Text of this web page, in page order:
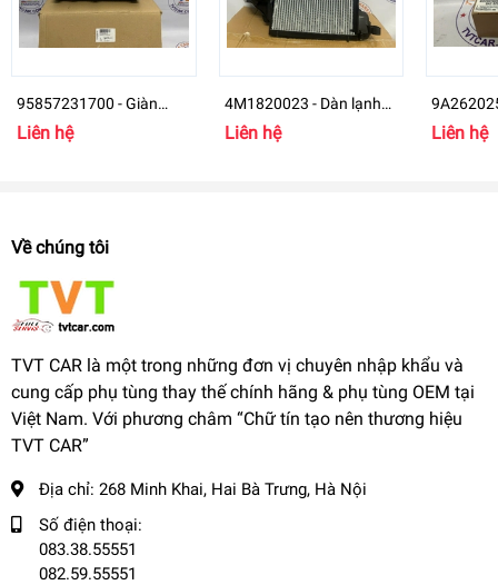
95857231700 - Giàn
lạnh Porsche Cayenne -
7P0820101
Liên hệ
4M1820023 - Dàn lạnh
Audi Q7
Liên hệ
mát
Liên hệ
Về chúng tôi
TVT CAR là một trong những đơn vị chuyên nhập khẩu và
cung cấp phụ tùng thay thế chính hãng & phụ tùng OEM tại
Việt Nam. Với phương châm “Chữ tín tạo nên thương hiệu
TVT CAR”
Địa chỉ: 268 Minh Khai, Hai Bà Trưng, Hà Nội
Số điện thoại:
083.38.55551
082.59.55551